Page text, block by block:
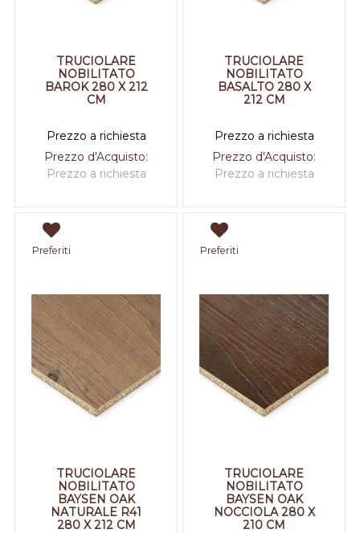
TRUCIOLARE
NOBILITATO
BAROK 280 X 212
CM
Prezzo a richiesta
Prezzo d'Acquisto:
Prezzo a richiesta
TRUCIOLARE
NOBILITATO
BASALTO 280 X
212 CM
Prezzo a richiesta
Prezzo d'Acquisto:
Prezzo a richiesta
Preferiti
TRUCIOLARE
NOBILITATO
BAYSEN OAK
NATURALE R41
280 X 212 CM
Preferiti
TRUCIOLARE
NOBILITATO
BAYSEN OAK
NOCCIOLA 280 X
210 CM